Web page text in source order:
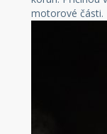
motorové části.